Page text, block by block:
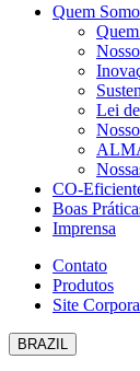
Quem
Lei
CO-
Boas
Imprensa
Contato
Produtos
Site
BRAZIL